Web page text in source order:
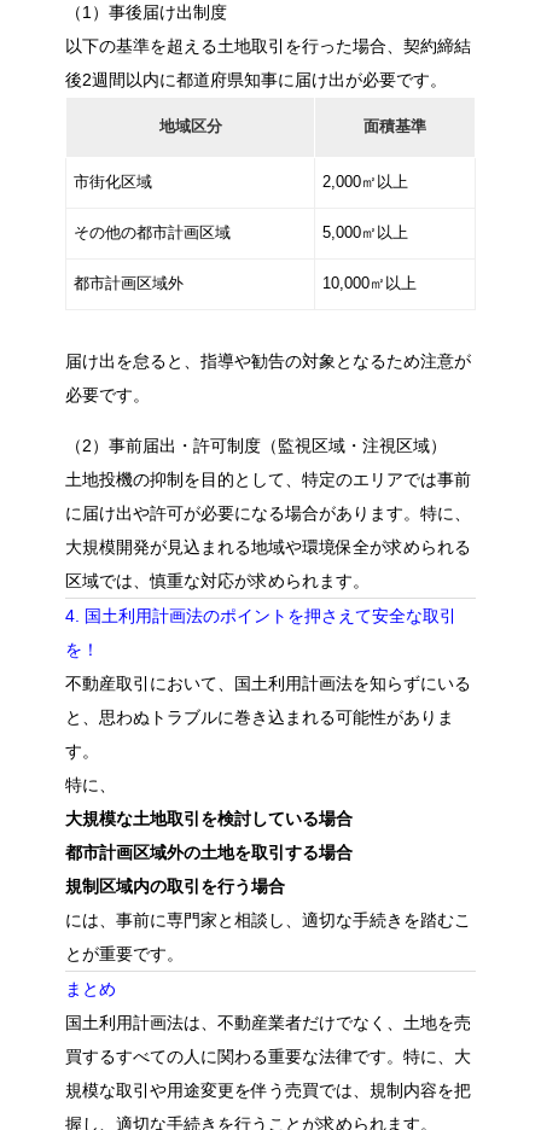
（1）事後届け出制度
以下の基準を超える土地取引を行った場合、契約締結
後2週間以内に都道府県知事に届け出が必要です。
地域区分 面積基準
市街化区域 2,000㎡以上
その他の都市計画区域 5,000㎡以上
都市計画区域外 10,000㎡以上
届け出を怠ると、指導や勧告の対象となるため注意が
必要です。
（2）事前届出・許可制度（監視区域・注視区域）
土地投機の抑制を目的として、特定のエリアでは事前
に届け出や許可が必要になる場合があります。特に、
大規模開発が見込まれる地域や環境保全が求められる
区域では、慎重な対応が求められます。
4. 国土利用計画法のポイントを押さえて安全な取引
を！
不動産取引において、国土利用計画法を知らずにいる
と、思わぬトラブルに巻き込まれる可能性がありま
す。
特に、
大規模な土地取引を検討している場合
都市計画区域外の土地を取引する場合
規制区域内の取引を行う場合
には、事前に専門家と相談し、適切な手続きを踏むこ
とが重要です。
まとめ
国土利用計画法は、不動産業者だけでなく、土地を売
買するすべての人に関わる重要な法律です。特に、大
規模な取引や用途変更を伴う売買では、規制内容を把
握し、適切な手続きを行うことが求められます。